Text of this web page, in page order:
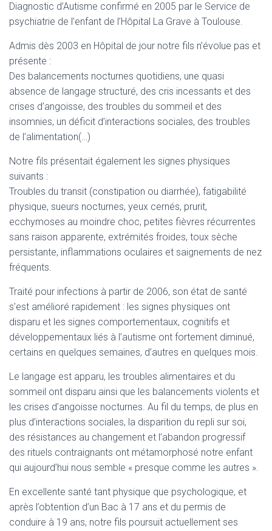
Diagnostic d’Autisme confirmé en 2005 par le Service de
psychiatrie de l’enfant de l’Hôpital La Grave à Toulouse.
Admis dès 2003 en Hôpital de jour notre fils n’évolue pas et
présente :
Des balancements nocturnes quotidiens, une quasi
absence de langage structuré, des cris incessants et des
crises d’angoisse, des troubles du sommeil et des
insomnies, un déficit d’interactions sociales, des troubles
de l’alimentation(…)
Notre fils présentait également les signes physiques
suivants :
Troubles du transit (constipation ou diarrhée), fatigabilité
physique, sueurs nocturnes, yeux cernés, prurit,
ecchymoses au moindre choc, petites fièvres récurrentes
sans raison apparente, extrémités froides, toux sèche
persistante, inflammations oculaires et saignements de nez
fréquents.
Traité pour infections à partir de 2006, son état de santé
s’est amélioré rapidement : les signes physiques ont
disparu et les signes comportementaux, cognitifs et
développementaux liés à l’autisme ont fortement diminué,
certains en quelques semaines, d’autres en quelques mois.
Le langage est apparu, les troubles alimentaires et du
sommeil ont disparu ainsi que les balancements violents et
les crises d’angoisse nocturnes. Au fil du temps, de plus en
plus d’interactions sociales, la disparition du repli sur soi,
des résistances au changement et l’abandon progressif
des rituels contraignants ont métamorphosé notre enfant
qui aujourd’hui nous semble « presque comme les autres ».
En excellente santé tant physique que psychologique, et
après l’obtention d’un Bac à 17 ans et du permis de
conduire à 19 ans, notre fils poursuit actuellement ses